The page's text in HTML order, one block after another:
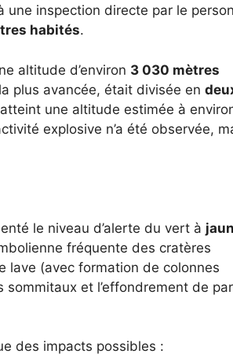
une inspection directe par le
habités.
altitude d’environ 3 030 mètres
plus avancée, était divisée en
une altitude estimée à
explosive n’a été observée,
le niveau d’alerte du vert à
fréquente des cratères
lave (avec formation de colonnes
et l’effondrement de
des impacts possibles :